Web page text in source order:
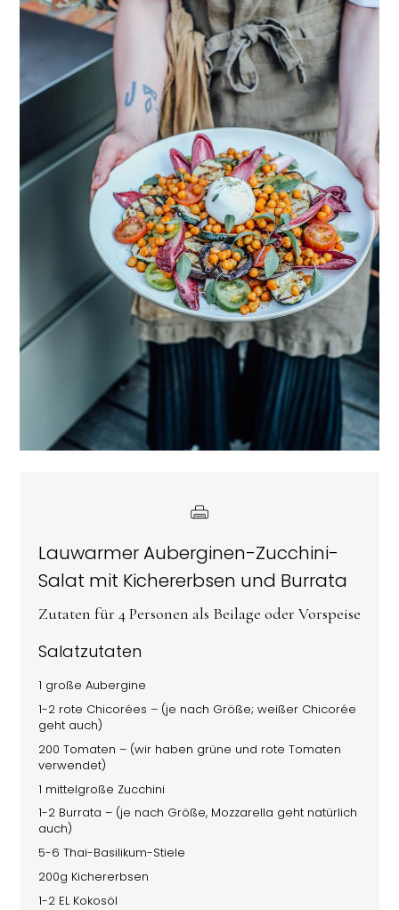
Lauwarmer Auberginen-Zucchini-
Salat mit Kichererbsen und Burrata
Zutaten für 4 Personen als Beilage oder Vorspeise
Salatzutaten
1 große Aubergine
1-2 rote Chicorées – (je nach Größe; weißer Chicorée
geht auch)
200 Tomaten – (wir haben grüne und rote Tomaten
verwendet)
1 mittelgroße Zucchini
1-2 Burrata – (je nach Größe, Mozzarella geht natürlich
auch)
5-6 Thai-Basilikum-Stiele
200g Kichererbsen
1-2 EL Kokosöl